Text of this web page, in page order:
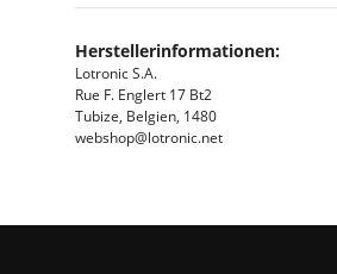
Herstellerinformationen:
Lotronic S.A.
Rue F. Englert 17 Bt2
Tubize, Belgien, 1480
webshop@lotronic.net